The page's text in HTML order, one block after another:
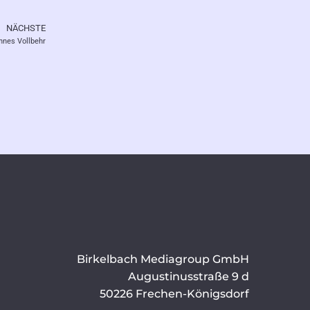
NÄCHSTE
Vollbehr
Birkelbach Mediagroup GmbH
Augustinusstraße 9 d
50226 Frechen-Königsdorf